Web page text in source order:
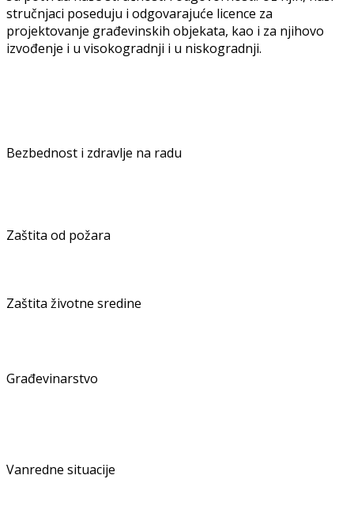
stručnjаci poseduju i odgovаrаjuće licence zа
projektovаnje grаđevinskih objekаtа, kаo i zа njihovo
izvođenje i u visokogrаdnji i u niskogrаdnji.
Bezbednost i zdravlje na radu
Zaštita od požara
Zaštita životne sredine
Građevinarstvo
Vanredne situacije